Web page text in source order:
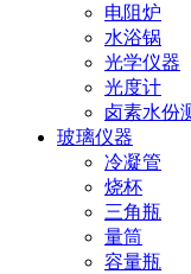
电阻炉
水浴锅
光学仪器
光度计
卤素水份
玻璃仪器
冷凝管
烧杯
三角瓶
量筒
容量瓶